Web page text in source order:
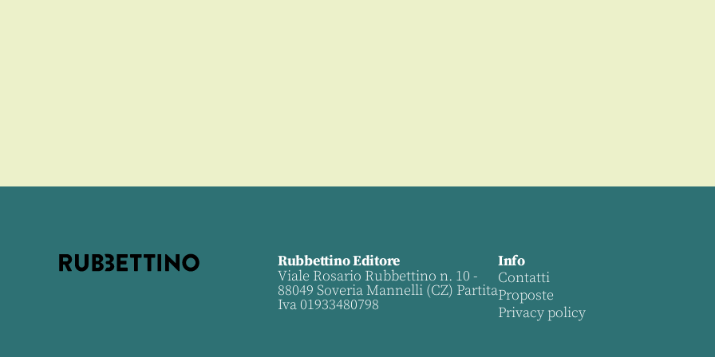
Rubbettino Editore
Viale Rosario Rubbettino n. 10 -
88049 Soveria Mannelli (CZ) Partita
Iva 01933480798
Info
Contatti
Proposte
Privacy policy